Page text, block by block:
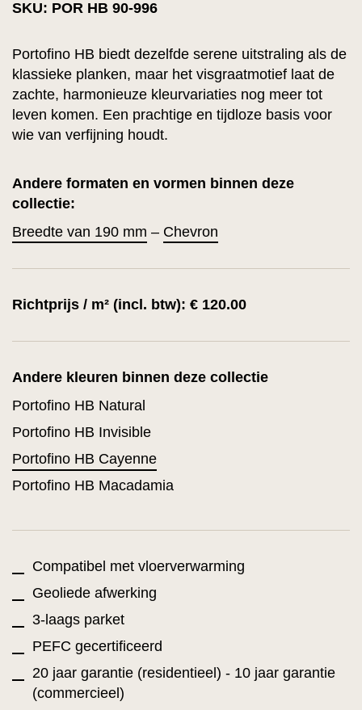
SKU: POR HB 90-996
Portofino HB biedt dezelfde serene uitstraling als de
klassieke planken, maar het visgraatmotief laat de
zachte, harmonieuze kleurvariaties nog meer tot
leven komen. Een prachtige en tijdloze basis voor
wie van verfijning houdt.
Andere formaten en vormen binnen deze
collectie:
Breedte van 190 mm – Chevron
Richtprijs / m² (incl. btw): € 120.00
Andere kleuren binnen deze collectie
Portofino HB Natural
Portofino HB Invisible
Portofino HB Cayenne
Portofino HB Macadamia
Compatibel met vloerverwarming
Geoliede afwerking
3-laags parket
PEFC gecertificeerd
20 jaar garantie (residentieel) - 10 jaar garantie
(commercieel)